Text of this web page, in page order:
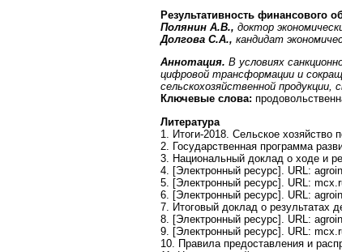
Результативность финансового
Полянин А.В., доктор
Долгова С.А., кандидат
Аннотация. В условиях
цифровой трансформации и
сельскохозяйственной
Ключевые слова:
Литература
1. Итоги-2018. Сельское
2. Государственная программа
3. Национальный доклад о ходе и
4. [Электронный ресурс]. URL:
5. [Электронный ресурс]. URL:
6. [Электронный ресурс]. URL:
7. Итоговый доклад о результатах
8. [Электронный ресурс]. URL:
9. [Электронный ресурс]. URL:
10. Правила предоставления и